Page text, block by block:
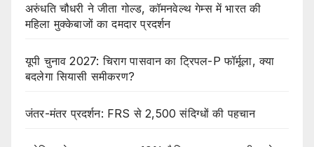
अरुंधति चौधरी ने जीता गोल्ड, कॉमनवेल्थ गेम्स में भारत की
महिला मुक्केबाजों का दमदार प्रदर्शन
यूपी चुनाव 2027: चिराग पासवान का ट्रिपल-P फॉर्मूला, क्या
बदलेगा सियासी समीकरण?
जंतर-मंतर प्रदर्शन: FRS से 2,500 संदिग्धों की पहचान